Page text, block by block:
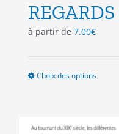
à partir de 7.00€
Choix des optionsCe